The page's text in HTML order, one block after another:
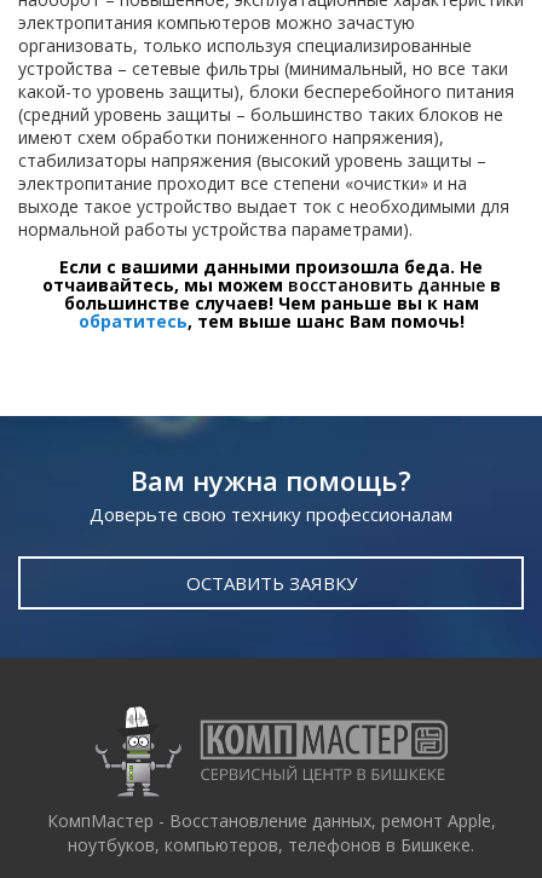
электропитания компьютеров можно зачастую
организовать, только используя специализированные
устройства – сетевые фильтры (минимальный, но все таки
какой-то уровень защиты), блоки бесперебойного питания
(средний уровень защиты – большинство таких блоков не
имеют схем обработки пониженного напряжения),
стабилизаторы напряжения (высокий уровень защиты –
электропитание проходит все степени «очистки» и на
выходе такое устройство выдает ток с необходимыми для
нормальной работы устройства параметрами).
Если с вашими данными произошла беда. Не
отчаивайтесь, мы можем восстановить данныев
большинстве случаев! Чем раньше вы к нам
обратитесь, тем выше шанс Вам помочь!
Вам нужна помощь?
Доверьте свою технику профессионалам
ОСТАВИТЬ ЗАЯВКУ
КомпМастер - Восстановление данных, ремонт Apple,
ноутбуков, компьютеров, телефонов в Бишкеке.